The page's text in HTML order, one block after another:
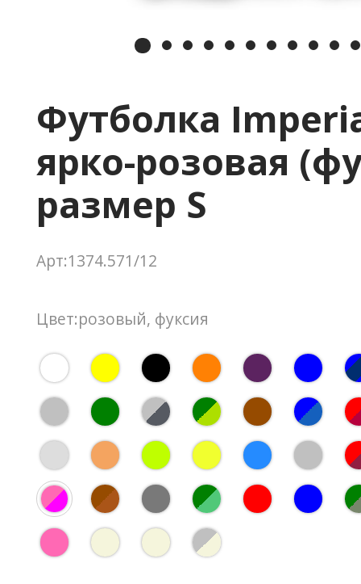
Футболка
ярко-розовая
размер S
Арт:1374.571/12
Цвет:розовый, фуксия